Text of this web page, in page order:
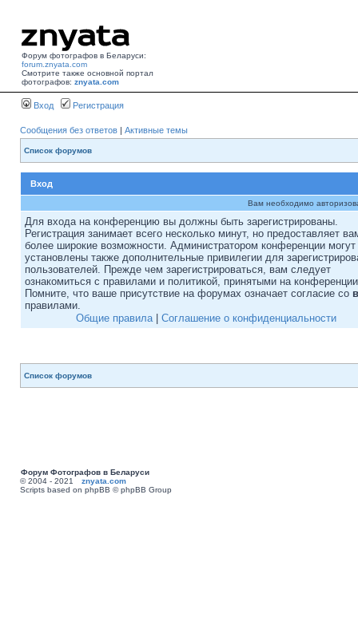
Форум фотографов в Беларуси:
forum.znyata.com
Смотрите также основной портал
фотографов: znyata.com
Вход Регистрация
Сообщения без ответов | Активные темы
Список форумов
Вход
Вам необходимо
Для входа на конференцию вы должны быть зарегистрированы.
Регистрация занимает всего несколько минут, но предоставляет
более широкие возможности. Администратором конференции
установлены также дополнительные привилегии для
пользователей. Прежде чем зарегистрироваться, вам следует
ознакомиться с правилами и политикой, принятыми на
Помните, что ваше присутствие на форумах означает согласие со
правилами.
Общие правила| Соглашение о конфиденциальности
Список форумов
Форум Фотографов в Беларуси
© 2004 - 2021 znyata.com
Scripts based on phpBB © phpBB Group